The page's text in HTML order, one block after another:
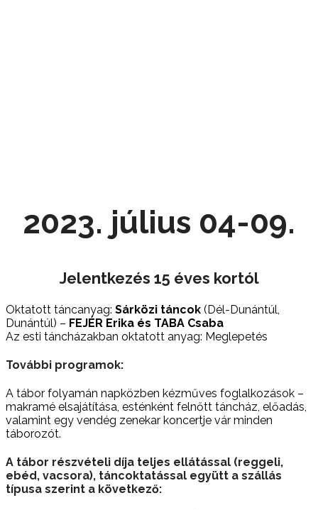
2023. július 04-09.
Jelentkezés 15 éves kortól
Oktatott táncanyag: Sárközi táncok (Dél-Dunántúl,
Dunántúl) – FEJÉR Erika és TABA Csaba
Az esti táncházakban oktatott anyag: Meglepetés
További programok:
A tábor folyamán napközben kézműves foglalkozások –
makramé elsajátítása, esténként felnőtt táncház, előadás,
valamint egy vendég zenekar koncertje vár minden
táborozót.
A tábor részvételi díja teljes ellátással (reggeli,
ebéd, vacsora), táncoktatással együtt a szállás
típusa szerint a következő: